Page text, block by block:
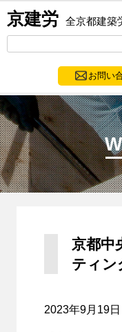
京建労 全京都建築
お問い
京都中
ティン
2023年9月19日